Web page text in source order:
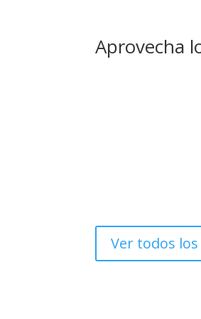
Aprovecha
Ver todos